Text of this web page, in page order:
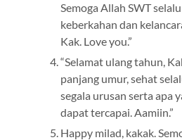
Semoga Allah SWT
keberkahan dan
Kak. Love you.”
“Selamat ulang tahun,
panjang umur, sehat
segala urusan serta apa
dapat tercapai. Aamiin.”
Happy milad, kakak.